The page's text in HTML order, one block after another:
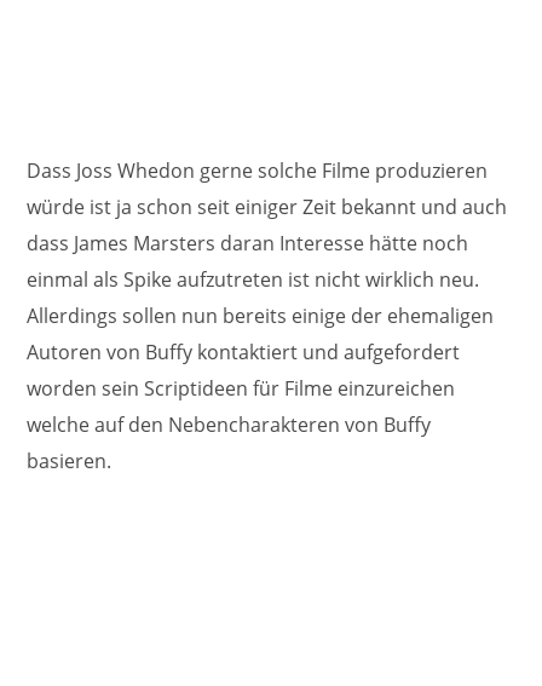
Dass Joss Whedon gerne solche Filme produzieren
würde ist ja schon seit einiger Zeit bekannt und auch
dass James Marsters daran Interesse hätte noch
einmal als Spike aufzutreten ist nicht wirklich neu.
Allerdings sollen nun bereits einige der ehemaligen
Autoren von Buffy kontaktiert und aufgefordert
worden sein Scriptideen für Filme einzureichen
welche auf den Nebencharakteren von Buffy
basieren.